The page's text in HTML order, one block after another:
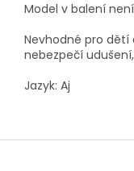
Model v balení
Nevhodné pro dětí
nebezpečí
Jazyk: Aj
Z